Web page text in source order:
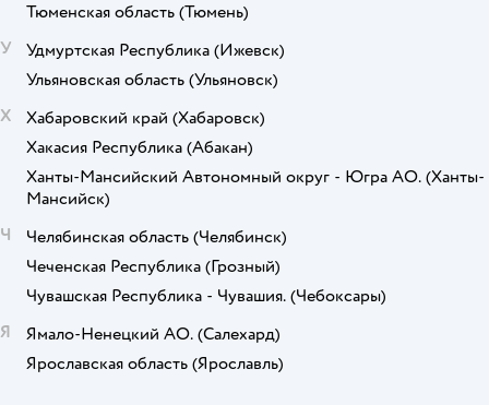
Тюменская область (Тюмень)
У
Удмуртская Республика (Ижевск)
Ульяновская область (Ульяновск)
Х
Хабаровский край (Хабаровск)
Хакасия Республика (Абакан)
Ханты-Мансийский Автономный округ - Югра АО. (Ханты-
Мансийск)
Ч
Челябинская область (Челябинск)
Чеченская Республика (Грозный)
Чувашская Республика - Чувашия. (Чебоксары)
Я
Ямало-Ненецкий АО. (Салехард)
Ярославская область (Ярославль)